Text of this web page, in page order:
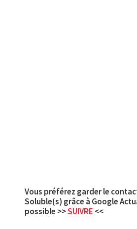
Vous préférez garder le
Soluble(s) grâce à Google
possible >>SUIVRE <<